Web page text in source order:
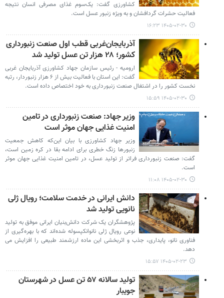
کشاورزی گفت: یک‌سوم غذای مصرفی انسان نتیجه
فعالیت حشرات گردافشان و به ویژه زنبور عسل است.
۱۴۰۵-۰۲-۳۰ ۱۶:۲۳
آذربایجان‌غربی قطب اول صنعت زنبورداری
کشور؛ ۲۸ هزار تن عسل تولید شد
ارومیه - رئیس سازمان جهاد کشاورزی آذربایجان‌ غربی
گفت: این استان با فعالیت بیش از ۶ هزار زنبوردار، رتبه
نخست کشور را در اشتغال صنعت زنبورداری به خود اختصاص داده است.
۱۴۰۵-۰۲-۳۰ ۱۵:۵۹
وزیر جهاد: صنعت زنبورداری در تامین
امنیت غذایی جهان موثر است
وزیر جهاد کشاورزی با بیان این‌که کاهش جمعیت
زنبورها زنگ خطری برای ادامه بقا در کره زمین است،
گفت: صنعت زنبورداری فراتر از تولید عسل، در تامین امنیت غذایی جهان موثر
است.
۱۴۰۵-۰۲-۳۰ ۱۱:۰۸
دانش ایرانی در خدمت سلامت؛ رویال ژلی
نانویی تولید شد
پژوهشگران یک شرکت دانش‌بنیان ایرانی موفق به تولید
نوعی رویال ژلی نانوانکپسوله شده‌اند که با بهره‌گیری از
فناوری نانو، پایداری، جذب و اثربخشی این ماده ارزشمند طبیعی را افزایش می
دهد.
۱۴۰۵-۰۲-۲۳ ۱۵:۵۷
تولید سالانه ۵۷ تن عسل در شهرستان
جویبار